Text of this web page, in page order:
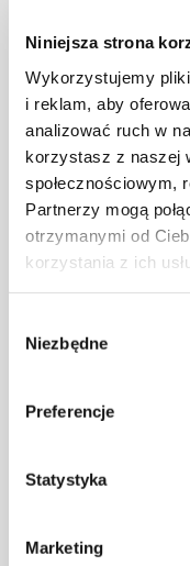
Niniejsza strona
Wykorzystujemy
i reklam, aby
analizować ruch w
korzystasz z naszej
społecznościowym,
Partnerzy mogą
otrzymanymi od
korzystania z ich
zgody
Niezbędne
Preferencje
Statystyka
Marketing
Produktas yra